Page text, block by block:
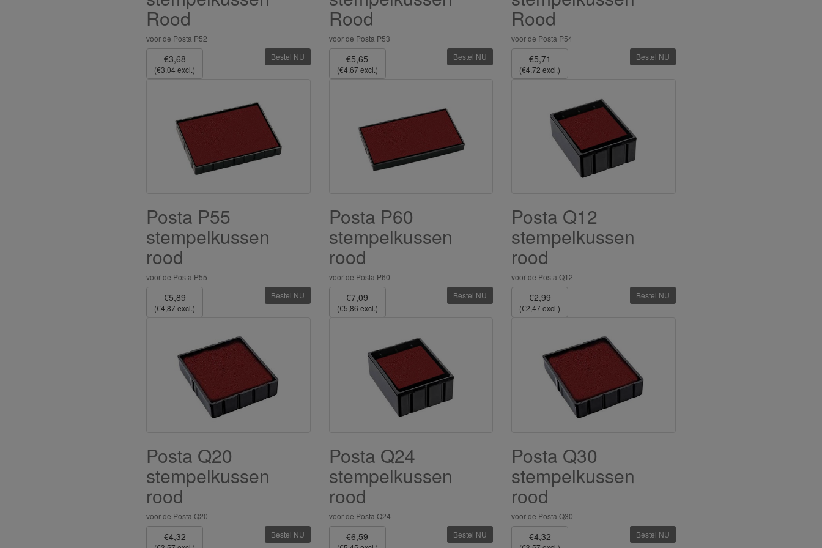
Rood
voor de Posta P52
€3,68
(€3,04 excl.)
Bestel NU
Rood
voor de Posta P53
€5,65
(€4,67 excl.)
Bestel NU
Rood
voor de Posta P54
€5,71
(€4,72 excl.)
Bestel NU
Posta P55
stempelkussen
rood
voor de Posta P55
€5,89
(€4,87 excl.)
Bestel NU
Posta P60
stempelkussen
rood
voor de Posta P60
€7,09
(€5,86 excl.)
Bestel NU
Posta Q12
stempelkussen
rood
voor de Posta Q12
€2,99
(€2,47 excl.)
Bestel NU
Posta Q20
stempelkussen
rood
voor de Posta Q20
€4,32 Bestel NU
Posta Q24
stempelkussen
rood
voor de Posta Q24
€6,59 Bestel NU
Posta Q30
stempelkussen
rood
voor de Posta Q30
€4,32 Bestel NU